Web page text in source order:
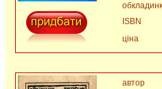
ISBN
ціна
автор